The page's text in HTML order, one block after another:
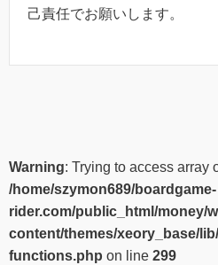
己責任でお願いします。
Warning: Trying to access array
/home/szymon689/boardgame-
rider.com/public_html/money/
content/themes/xeory_base/
functions.php on line 299